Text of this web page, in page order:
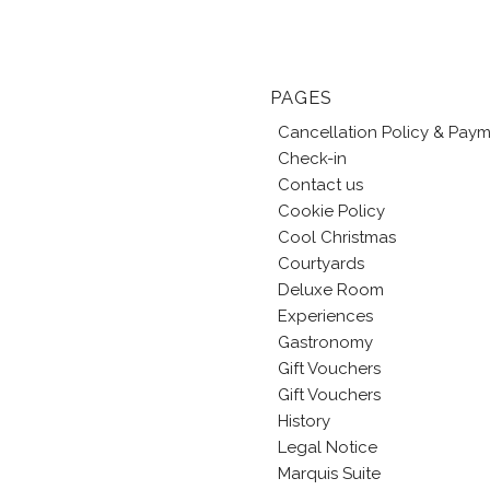
PAGES
Cancellation Policy &
Check-in
Contact us
Cookie Policy
Cool Christmas
Courtyards
Deluxe Room
Experiences
Gastronomy
Gift Vouchers
Gift Vouchers
History
Legal Notice
Marquis Suite